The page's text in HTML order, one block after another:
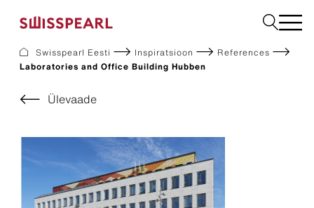
Fassaadikatted
Katusekatted
Ehitusplaadid
Allalaadimine
Swisspearl Eesti Inspiratsioon
References
Laboratories and Office Building Hubben
Ülevaade